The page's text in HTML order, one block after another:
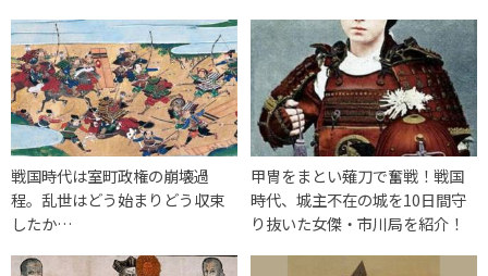
戦国時代は室町政権の崩壊過
程。乱世はどう始まりどう収束
したか…
甲冑をまとい薙刀で奮戦！戦国
時代、城主不在の城を10日間守
り抜いた女傑・市川局を紹介！